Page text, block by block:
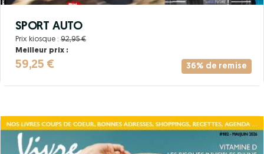
36% de remise
SPORT AUTO
Prix kiosque : 92,95 €
Meilleur prix :
59,25 €